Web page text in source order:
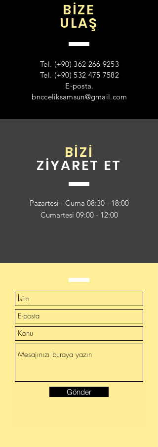
BİZE
ULAŞ
Tel. (+90)362 266 9253
Tel. (+90)532 475 7582
E-posta.
bncceliksamsun@gmail.com
BİZİ
ZİYARET ET
Pazartesi - Cuma 08:30 - 18:00
Cumartesi 09:00 - 12:00
Gönder